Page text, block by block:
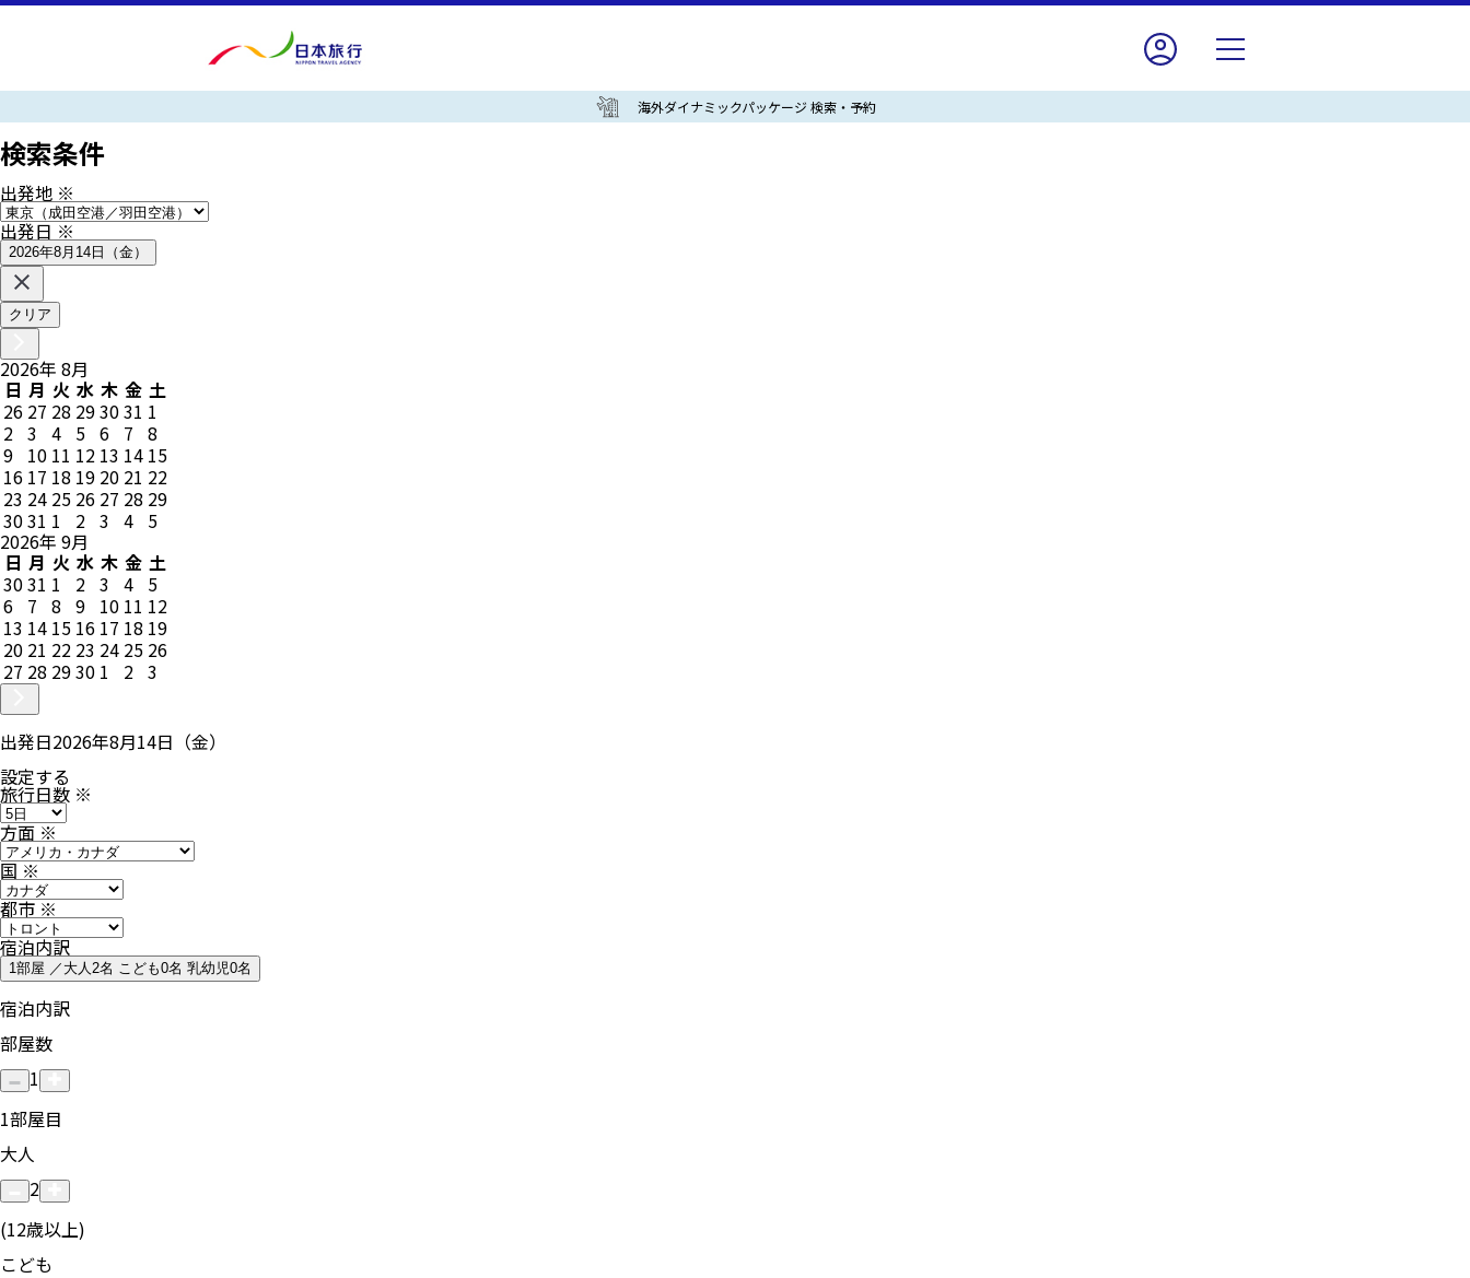
海外ダイナミックパッケージ 検索・予約
検索条件
出発地 ※
出発日※
2026年8月14日（金）
クリア
2026年 8月
日 月 火 水 木 金 土
26 27 28 293031 1
2 3 4 5 6 7 8
9 10 11 12 13 14 15
16 17 18 19 20 21 22
23 24 25 26 27 28 29
3031 1 2 3 4 5
2026年 9月
日 月 火 水 木 金 土
3031 1 2 3 4 5
6 7 8 9 10 11 12
13 14 15 16 17 18 19
20 21 22 23 24 25 26
27 28 2930 1 2 3
出発日2026年8月14日（金）
設定する
旅行日数 ※
方面※
国※
都市※
宿泊内訳
1部屋 ／大人2名 こども0名 乳幼児0名
宿泊内訳
部屋数
1
1部屋目
大人
2
(12歳以上)
こども